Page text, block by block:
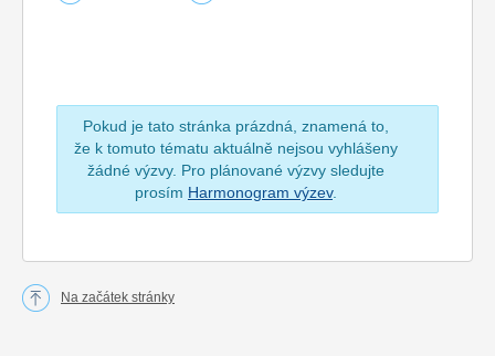
Pokud je tato stránka prázdná, znamená to,
že k tomuto tématu aktuálně nejsou vyhlášeny
žádné výzvy. Pro plánované výzvy sledujte
prosím Harmonogram výzev.
Na začátek stránky